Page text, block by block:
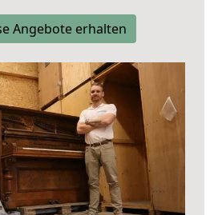
Angebote erhalten